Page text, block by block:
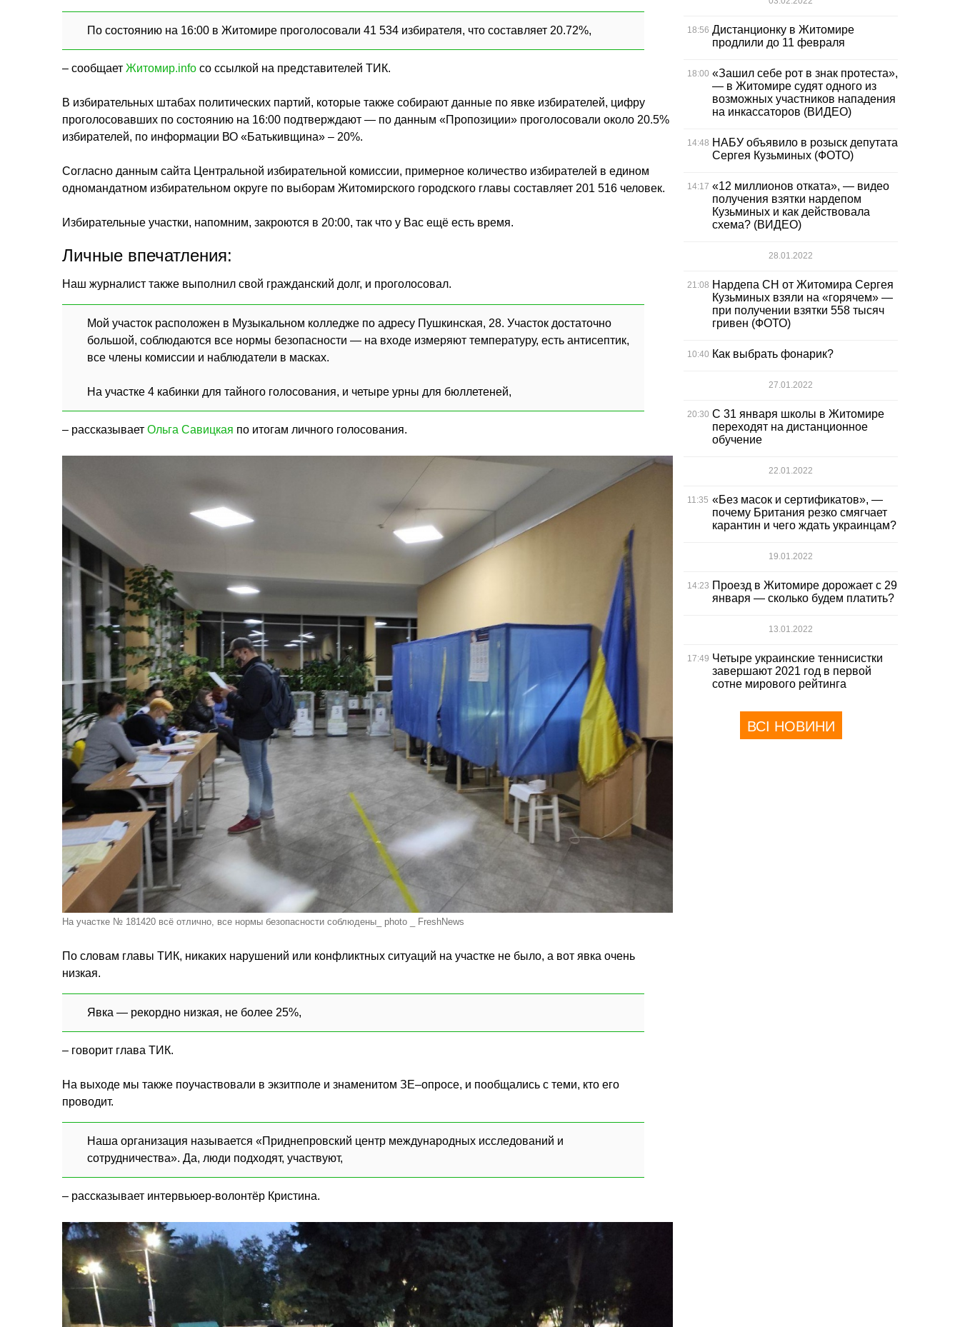
По состоянию на 16:00 в Житомире проголосовали 41 534 избирателя, что составляет 20.72%,
– сообщает Житомир.info со ссылкой на представителей ТИК.
В избирательных штабах политических партий, которые также собирают данные по явке избирателей, цифру
проголосовавших по состоянию на 16:00 подтверждают — по данным «Пропозиции» проголосовали около 20.5%
избирателей, по информации ВО «Батькивщина» – 20%.
Согласно данным сайта Центральной избирательной комиссии, примерное количество избирателей в едином
одномандатном избирательном округе по выборам Житомирского городского главы составляет 201 516 человек.
Избирательные участки, напомним, закроются в 20:00, так что у Вас ещё есть время.
Личные впечатления:
Наш журналист также выполнил свой гражданский долг, и проголосовал.
Мой участок расположен в Музыкальном колледже по адресу Пушкинская, 28. Участок достаточно
большой, соблюдаются все нормы безопасности — на входе измеряют температуру, есть антисептик,
все члены комиссии и наблюдатели в масках.
На участке 4 кабинки для тайного голосования, и четыре урны для бюллетеней,
– рассказывает Ольга Савицкая по итогам личного голосования.
На участке № 181420 всё отлично, все нормы безопасности соблюдены_ photo _ FreshNews
По словам главы ТИК, никаких нарушений или конфликтных ситуаций на участке не было, а вот явка очень
низкая.
Явка — рекордно низкая, не более 25%,
– говорит глава ТИК.
На выходе мы также поучаствовали в экзитполе и знаменитом ЗЕ–опросе, и пообщались с теми, кто его
проводит.
Наша организация называется «Приднепровский центр международных исследований и
сотрудничества». Да, люди подходят, участвуют,
– рассказывает интервьюер-волонтёр Кристина.
18:56 Дистанционку в Житомире
продлили до 11 февраля
18:00 «Зашил себе рот в знак протеста»,
— в Житомире судят одного из
возможных участников нападения
на инкассаторов (ВИДЕО)
14:48 НАБУ объявило в розыск депутата
Сергея Кузьминых (ФОТО)
14:17 «12 миллионов отката», — видео
получения взятки нардепом
Кузьминых и как действовала
схема? (ВИДЕО)
28.01.2022
21:08 Нардепа СН от Житомира Сергея
Кузьминых взяли на «горячем» —
при получении взятки 558 тысяч
гривен (ФОТО)
10:40 Как выбрать фонарик?
27.01.2022
20:30 С 31 января школы в Житомире
переходят на дистанционное
обучение
22.01.2022
11:35 «Без масок и сертификатов», —
почему Британия резко смягчает
карантин и чего ждать украинцам?
19.01.2022
14:23 Проезд в Житомире дорожает с 29
января — сколько будем платить?
13.01.2022
17:49 Четыре украинские теннисистки
завершают 2021 год в первой
сотне мирового рейтинга
ВСІ НОВИНИ